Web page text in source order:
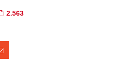
2.563